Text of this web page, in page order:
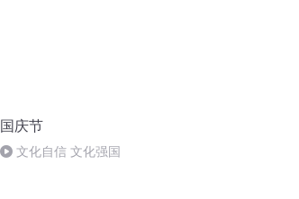
国庆节
文化自信 文化强国